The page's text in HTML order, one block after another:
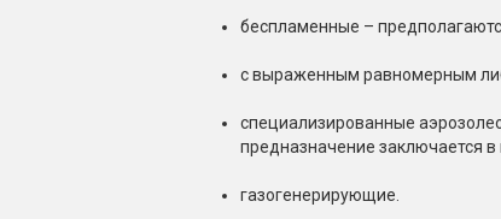
беспламенные –
с выраженным равномерным
специализированные
предназначение заключается
газогенерирующие.